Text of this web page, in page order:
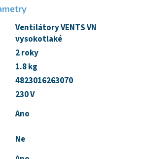
Ventilátory VENTS VN
vysokotlaké
2 roky
1.8 kg
4823016263070
230 V
Ano
Ne